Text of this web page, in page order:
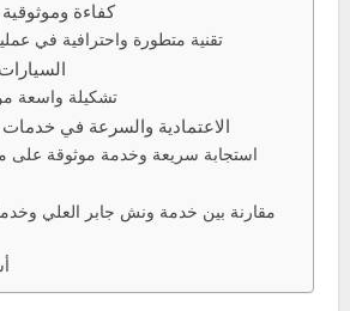
كفاءة
تقنية متطورة واحترافية في
تشكيلة واسعة
الاعتمادية والسرعة في
استجابة سريعة وخدمة موثوقة على
مقارنة بين خدمة ونش جابر العلي